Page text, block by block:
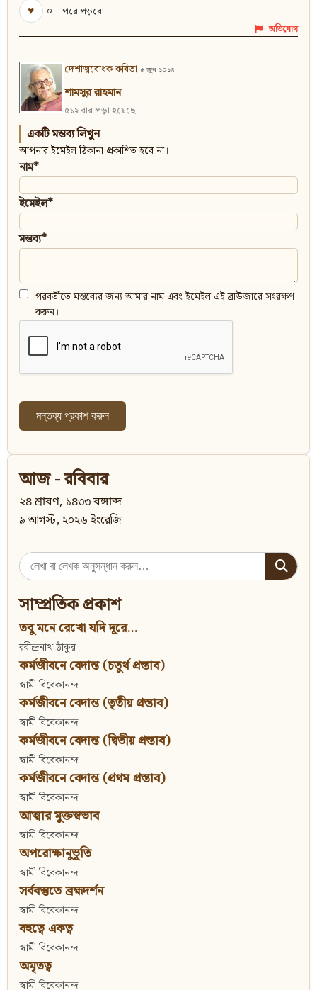
♥
০ পরে পড়বো
অভিযোগ
দেশাত্মবোধক কবিতা ৫ জুন ২০২৪
শামসুর রাহমান
৫১২ বার পড়া হয়েছে
একটি মন্তব্য লিখুন
আপনার ইমেইল ঠিকানা প্রকাশিত হবে না।
নাম*
ইমেইল*
মন্তব্য*
পরবর্তীতে মন্তব্যের জন্য আমার নাম এবং ইমেইল এই ব্রাউজারে সংরক্ষণ
করুন।
আজ - রবিবার
২৪ শ্রাবণ, ১৪৩৩ বঙ্গাব্দ
৯ আগস্ট, ২০২৬ ইংরেজি
Search
for:
সাম্প্রতিক প্রকাশ
তবু মনে রেখো যদি দূরে...
রবীন্দ্রনাথ ঠাকুর
কর্মজীবনে বেদান্ত (চতুর্থ প্রস্তাব)
স্বামী বিবেকানন্দ
কর্মজীবনে বেদান্ত (তৃতীয় প্রস্তাব)
স্বামী বিবেকানন্দ
কর্মজীবনে বেদান্ত (দ্বিতীয় প্রস্তাব)
স্বামী বিবেকানন্দ
কর্মজীবনে বেদান্ত (প্রথম প্রস্তাব)
স্বামী বিবেকানন্দ
আত্মার মুক্তস্বভাব
স্বামী বিবেকানন্দ
অপরোক্ষানুভূতি
স্বামী বিবেকানন্দ
সর্ববস্তুতে ব্রহ্মদর্শন
স্বামী বিবেকানন্দ
বহুত্বে একত্ব
স্বামী বিবেকানন্দ
অমৃতত্ব
স্বামী বিবেকানন্দ